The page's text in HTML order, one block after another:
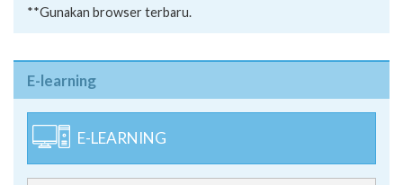
**Gunakan browser terbaru.
E-learning
E-LEARNING